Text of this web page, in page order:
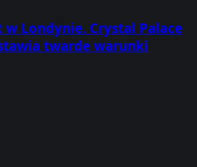
Londynie. Crystal Palace
twarde warunki